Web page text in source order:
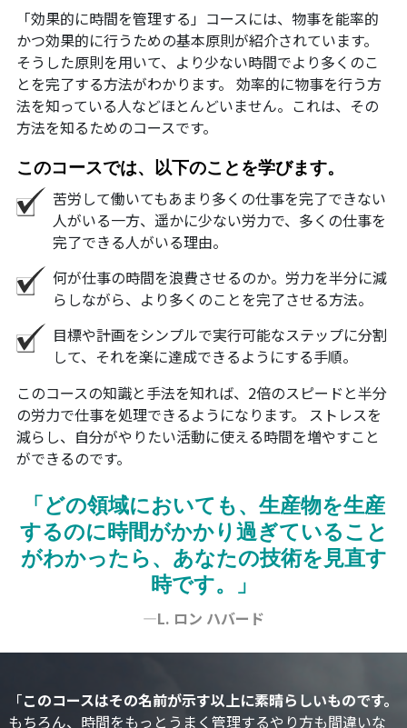
「効果的に時間を管理する」コースには、物事を能率的
かつ効果的に行うための基本原則が紹介されています。
そうした原則を用いて、より少ない時間でより多くのこ
とを完了する方法がわかります。 効率的に物事を行う方
法を知っている人などほとんどいません。これは、その
方法を知るためのコースです。
このコースでは、以下のことを学びます。
苦労して働いてもあまり多くの仕事を完了できない
人がいる一方、遥かに少ない労力で、多くの仕事を
完了できる人がいる理由。
何が仕事の時間を浪費させるのか。労力を半分に減
らしながら、より多くのことを完了させる方法。
目標や計画をシンプルで実行可能なステップに分割
して、それを楽に達成できるようにする手順。
このコースの知識と手法を知れば、2倍のスピードと半分
の労力で仕事を処理できるようになります。 ストレスを
減らし、自分がやりたい活動に使える時間を増やすこと
ができるのです。
「どの領域においても、生産物を生産
するのに時間がかかり過ぎていること
がわかったら、あなたの技術を見直す
時です。」
—L. ロン ハバード
「このコースはその名前が示す以上に素晴らしいものです。
もちろん、時間をもっとうまく管理するやり方も間違いな